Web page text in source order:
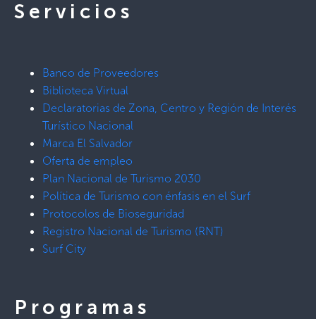
Servicios
Banco de Proveedores
Biblioteca Virtual
Declaratorias de Zona, Centro y Región de Interés
Turístico Nacional
Marca El Salvador
Oferta de empleo
Plan Nacional de Turismo 2030
Política de Turismo con énfasis en el Surf
Protocolos de Bioseguridad
Registro Nacional de Turismo (RNT)
Surf City
Programas